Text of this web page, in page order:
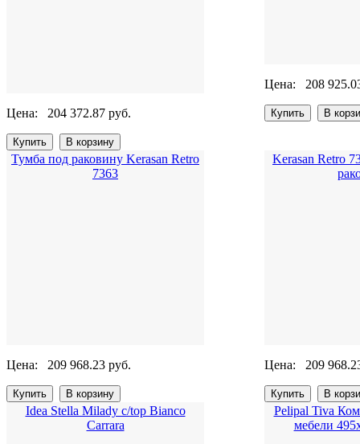
Цена: 204 372.87 руб.
Цена: 208
Тумба под раковину Kerasan Retro
7363
Цена: 209 968.23 руб.
Kerasan Retro
Цена: 209
Idea Stella Milady c/top Bianco
Carrara
Pelipal Tiva
мебели